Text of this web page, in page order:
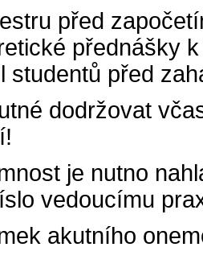
před
přednášky
studentů před
dodržovat
je nutno
vedoucímu
akutního